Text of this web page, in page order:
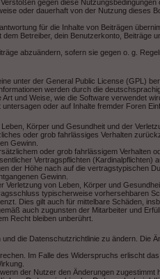
gegen diese
oder dauerhaft von der Nutzung dieses
für die Inhalte von Beiträgen
Betreiber, dein Benutzerkonto, Beiträge
abzuändern, sofern sie gegen o. g.
unter der General Public License (GPL)
werden durch die
und Weise, wie die Software verwendet
oder auf Inhalte fremder Foren
Körper und Gesundheit und der
oder grob fahrlässiges Verhalten
Gewinn.
oder grob fahrlässigem Verhalten
Vertragspflichten (Kardinalpflichten)
der Höhe nach auf die vertragstypischen
Gewinn.
Verletzung von Leben, Körper und
typischerweise vorhersehbaren
Dies gilt auch für mittelbare Schäden,
auch zugunsten der Mitarbeiter und
Recht bleiben unberührt.
die Datenschutzrichtlinie zu ändern. Die
Im Falle des Widerspruchs erlischt
der Nutzer den Änderungen zugestimmt